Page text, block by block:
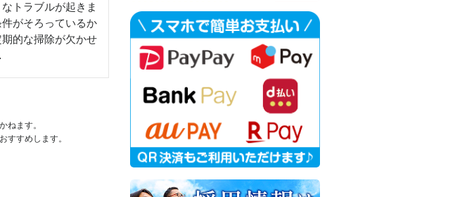
トラブルが起きま
がそろっているか
的な掃除が欠かせ
ねます。
すすめします。